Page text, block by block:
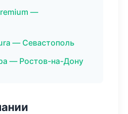
—
— Севастополь
— Ростов-на-Дону